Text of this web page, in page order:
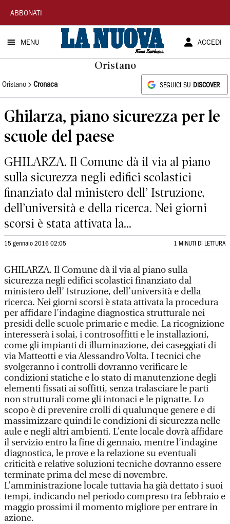
La
Nuova
Sardegna
ABBONATI
MENU ACCEDI
Oristano
Oristano Cronaca SEGUICI SU DISCOVER
Ghilarza, piano sicurezza per le
scuole del paese
GHILARZA. Il Comune dà il via al piano
sulla sicurezza negli edifici scolastici
finanziato dal ministero dell’ Istruzione,
dell’università e della ricerca. Nei giorni
scorsi è stata attivata la...
15 gennaio 2016 02:05 1 MINUTI DI LETTURA
GHILARZA. Il Comune dà il via al piano sulla
sicurezza negli edifici scolastici finanziato dal
ministero dell’ Istruzione, dell’università e della
ricerca. Nei giorni scorsi è stata attivata la procedura
per affidare l’indagine diagnostica strutturale nei
presidi delle scuole primarie e medie. La ricognizione
interesserà i solai, i controsoffitti e le installazioni,
come gli impianti di illuminazione, dei caseggiati di
via Matteotti e via Alessandro Volta. I tecnici che
svolgeranno i controlli dovranno verificare le
condizioni statiche e lo stato di manutenzione degli
elementi fissati ai soffitti, senza tralasciare le parti
non strutturali come gli intonaci e le pignatte. Lo
scopo è di prevenire crolli di qualunque genere e di
massimizzare quindi le condizioni di sicurezza nelle
aule e negli altri ambienti. L’ente locale dovrà affidare
il servizio entro la fine di gennaio, mentre l’indagine
diagnostica, le prove e la relazione su eventuali
criticità e relative soluzioni tecniche dovranno essere
terminate prima del mese di novembre.
L’amministrazione locale tuttavia ha già dettato i suoi
tempi, indicando nel periodo compreso tra febbraio e
maggio prossimi il momento migliore per entrare in
azione.